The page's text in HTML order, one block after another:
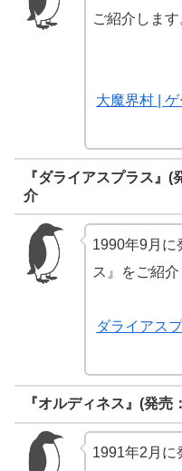
ご紹介します
大魔界村 |
『ダライアスプラス』
介
1990年9月に
ス』をご紹介
ダライアス
『オルディネス』(発
1991年2月に